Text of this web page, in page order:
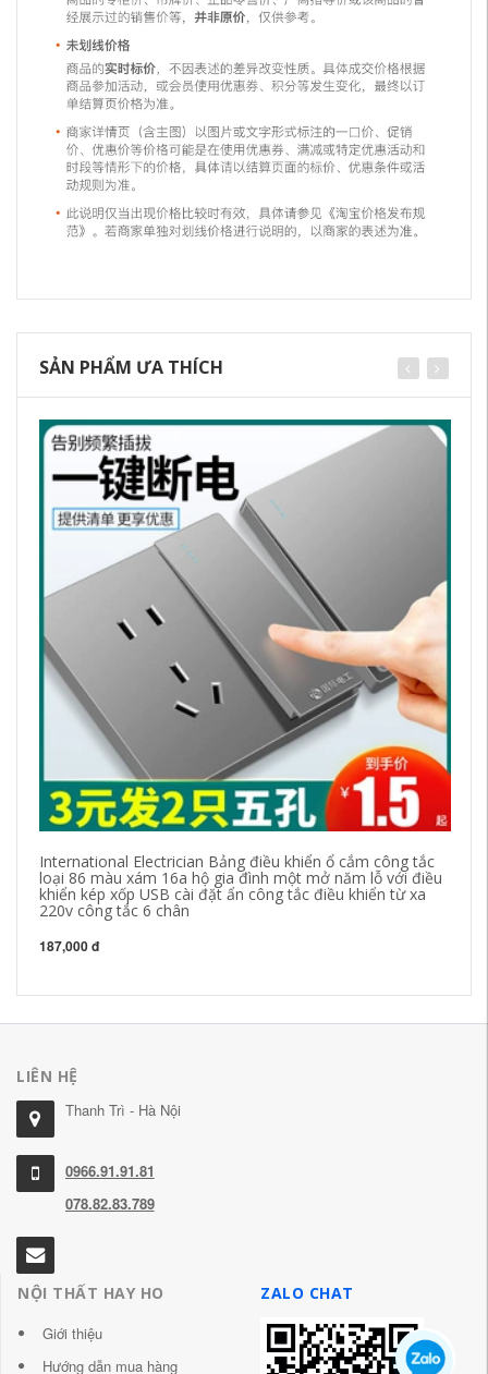
SẢN PHẨM ƯA THÍCH
International Electrician Bảng điều khiển ổ cắm công tắc
loại 86 màu xám 16a hộ gia đình một mở năm lỗ với điều
khiển kép xốp USB cài đặt ẩn công tắc điều khiển từ xa
220v công tắc 6 chân
187,000 đ
LIÊN HỆ
Thanh Trì - Hà Nội
0966.91.91.81
078.82.83.789
NỘI THẤT HAY HO
Giới thiệu
Hướng dẫn mua hàng
ZALO CHAT